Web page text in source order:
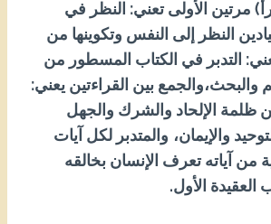
مرتين الأولى تعني: النظر في
النظر إلى النفس وتكوينها من
تعني: التدبر في الكتاب المسطور من
والبحث،والجمع بين القراءتين يعني:
ظلمة الإلحاد والشرك والجهل
والإيمان، والمتدبر لكل آيات
من آياته تعرف الإنسان بخالقه
العقيدة الأول.